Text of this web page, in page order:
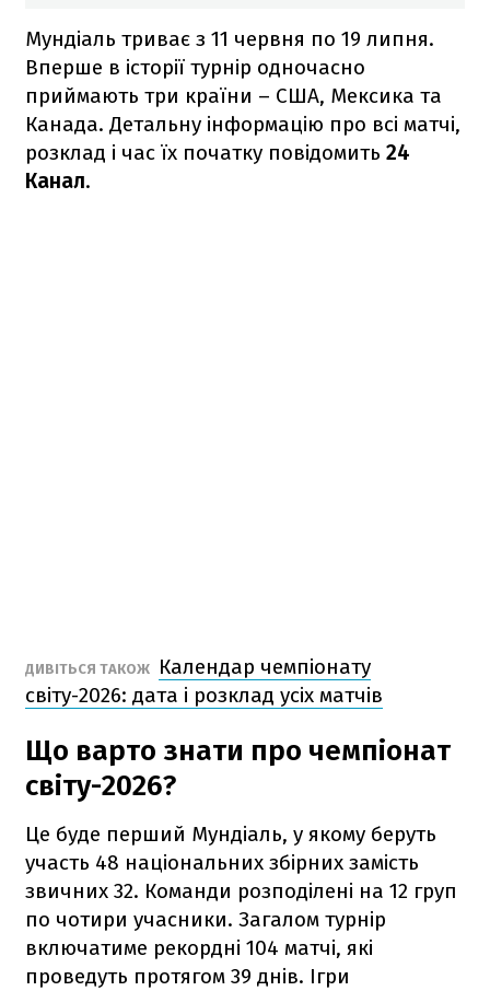
Мундіаль триває з 11 червня по 19 липня.
Вперше в історії турнір одночасно
приймають три країни – США, Мексика та
Канада. Детальну інформацію про всі матчі,
розклад і час їх початку повідомить 24
Канал.
ДИВІТЬСЯ ТАКОЖ
Календар чемпіонату
світу-2026: дата і розклад усіх матчів
Що варто знати про чемпіонат
світу-2026?
Це буде перший Мундіаль, у якому беруть
участь 48 національних збірних замість
звичних 32. Команди розподілені на 12 груп
по чотири учасники. Загалом турнір
включатиме рекордні 104 матчі, які
проведуть протягом 39 днів. Ігри